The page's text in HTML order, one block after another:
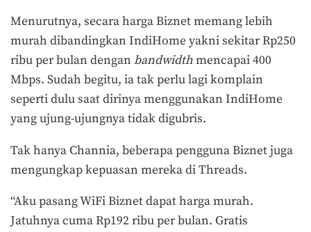
Menurutnya, secara harga Biznet memang lebih
murah dibandingkan IndiHome yakni sekitar Rp250
ribu per bulan dengan bandwidthmencapai 400
Mbps. Sudah begitu, ia tak perlu lagi komplain
seperti dulu saat dirinya menggunakan IndiHome
yang ujung-ujungnya tidak digubris.
Tak hanya Channia, beberapa pengguna Biznet juga
mengungkap kepuasan mereka di Threads.
“Aku pasang WiFi Biznet dapat harga murah.
Jatuhnya cuma Rp192 ribu per bulan. Gratis